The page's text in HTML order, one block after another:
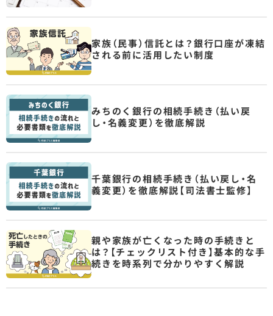
家族（民事）信託とは？銀行口座が凍結
される前に活用したい制度
みちのく銀行の相続手続き（払い戻
し・名義変更）を徹底解説
千葉銀行の相続手続き（払い戻し・名
義変更）を徹底解説【司法書士監修】
親や家族が亡くなった時の手続きと
は？【チェックリスト付き】基本的な手
続きを時系列で分かりやすく解説